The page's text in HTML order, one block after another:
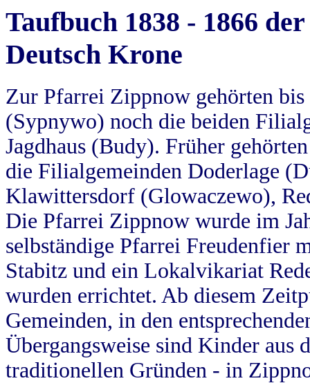
Taufbuch 1838 - 1866
Deutsch Krone
Zur Pfarrei Zippnow gehörten
(Sypnywo) noch die beiden
Jagdhaus (Budy). Früher
die Filialgemeinden Doderlage
Klawittersdorf (Glowaczewo),
Die Pfarrei Zippnow wurde im
selbständige Pfarrei Freudenfier
Stabitz und ein Lokalvikariat
wurden errichtet. Ab diesem
Gemeinden, in den
Übergangsweise sind Kinder aus
traditionellen Gründen - in